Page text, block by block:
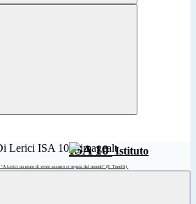
ISA 10 Istituto
“A Lerici un muro di vento azzurro ci separa dal mondo” (F. Tonelli)